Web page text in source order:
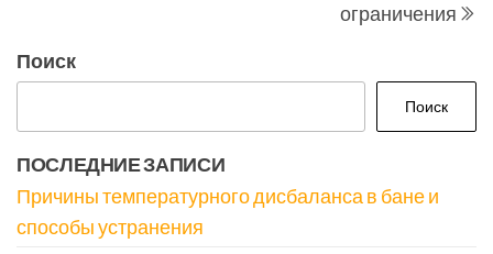
ограничения
Поиск
Поиск
ПОСЛЕДНИЕ ЗАПИСИ
Причины температурного дисбаланса в бане и
способы устранения